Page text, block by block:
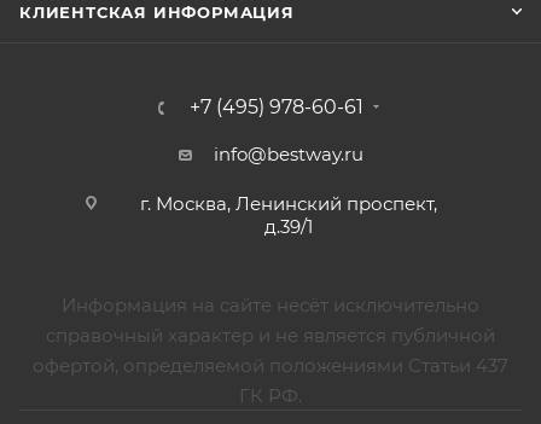
КЛИЕНТСКАЯ ИНФОРМАЦИЯ
+7 (495) 978-60-61
info@bestway.ru
г. Москва, Ленинский проспект,
д.39/1
Информация на сайте несёт исключительно
справочный характер и не является публичной
офертой, определяемой положениями Статьи 437
ГК РФ.